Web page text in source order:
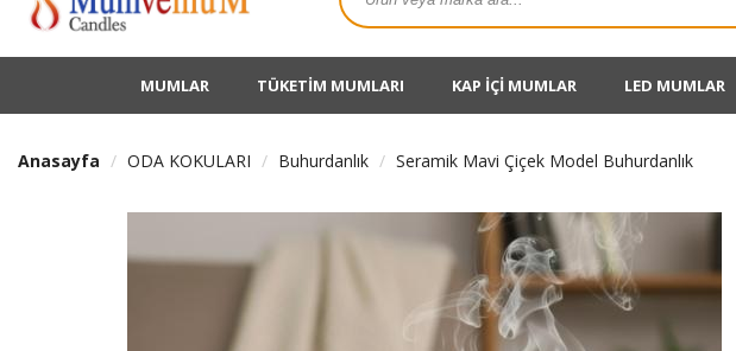
MUMLAR TÜKETİM MUMLARI KAP İÇİ MUMLAR LED MUMLAR
Anasayfa ODA KOKULARI Buhurdanlık Seramik Mavi Çiçek Model Buhurdanlık